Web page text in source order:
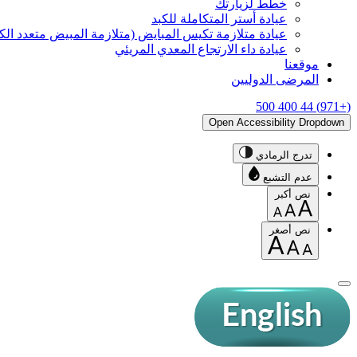
خطّط لزيارتك
عيادة أستر المتكاملة للكبد
عيادة متلازمة تكيس المبايض (متلازمة المبيض متعدد
عيادة داء الارتجاع المعدي المريئي
موقعنا
المرضى الدوليين
(+971) 44 400 500
Open Accessibility Dropdown
تدرج الرمادي
عدم التشبع
نص أكبر
نص أصغر